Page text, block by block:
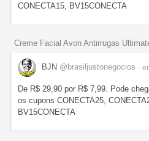
CONECTA15, BV15CONECTA
Creme Facial Avon Antirrugas
BJN @brasiljustonegocios -
De R$ 29,90 por R$ 7,99. Pode
os cupons CONECTA25,
BV15CONECTA